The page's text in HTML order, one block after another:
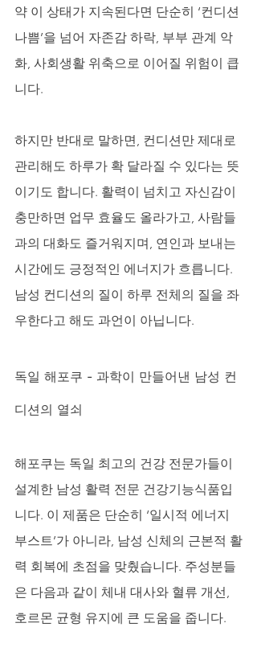
약 이 상태가 지속된다면 단순히 ‘컨디션
나쁨’을 넘어 자존감 하락, 부부 관계 악
화, 사회생활 위축으로 이어질 위험이 큽
니다.
하지만 반대로 말하면, 컨디션만 제대로
관리해도 하루가 확 달라질 수 있다는 뜻
이기도 합니다. 활력이 넘치고 자신감이
충만하면 업무 효율도 올라가고, 사람들
과의 대화도 즐거워지며, 연인과 보내는
시간에도 긍정적인 에너지가 흐릅니다.
남성 컨디션의 질이 하루 전체의 질을 좌
우한다고 해도 과언이 아닙니다.
독일 해포쿠 - 과학이 만들어낸 남성 컨
디션의 열쇠
해포쿠는 독일 최고의 건강 전문가들이
설계한 남성 활력 전문 건강기능식품입
니다. 이 제품은 단순히 ‘일시적 에너지
부스트’가 아니라, 남성 신체의 근본적 활
력 회복에 초점을 맞췄습니다. 주성분들
은 다음과 같이 체내 대사와 혈류 개선,
호르몬 균형 유지에 큰 도움을 줍니다.